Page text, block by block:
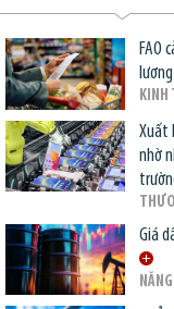
FAO
KINH
Xuất
nhờ
Giá